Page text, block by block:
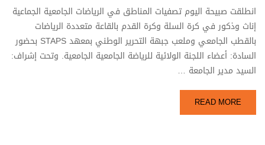
انطلقت صبيحة اليوم تصفيات المناطق في الرياضات الجامعية الجماعية
إناث وذكور في كرة السلة وكرة القدم بالقاعة متعددة الرياضات
بالقطب الجامعي وملعب جبهة التحرير الوطني بمعهد STAPS بحضور
السادة: أعضاء اللجنة الولائية للرياضة الجامعية الجامعية. وتحت إشراف:
السيد مدير الجامعة …
READ MORE